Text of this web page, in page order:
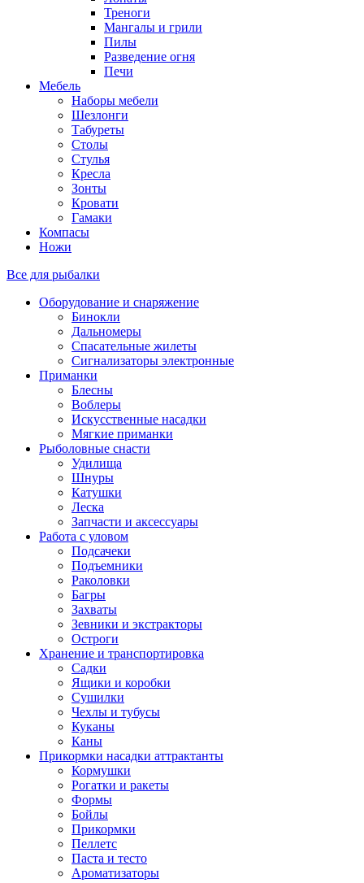
Треноги
Мангалы и грили
Пилы
Разведение огня
Печи
Мебель
Наборы мебели
Шезлонги
Табуреты
Столы
Стулья
Кресла
Зонты
Кровати
Гамаки
Компасы
Ножи
Все для рыбалки
Оборудование и снаряжение
Бинокли
Дальномеры
Спасательные жилеты
Сигнализаторы электронные
Приманки
Блесны
Воблеры
Искусственные насадки
Мягкие приманки
Рыболовные снасти
Удилища
Шнуры
Катушки
Леска
Запчасти и аксессуары
Работа с уловом
Подсачеки
Подъемники
Раколовки
Багры
Захваты
Зевники и экстракторы
Остроги
Хранение и транспортировка
Садки
Ящики и коробки
Сушилки
Чехлы и тубусы
Куканы
Каны
Прикормки насадки аттрактанты
Кормушки
Рогатки и ракеты
Формы
Бойлы
Прикормки
Пеллетс
Паста и тесто
Ароматизаторы